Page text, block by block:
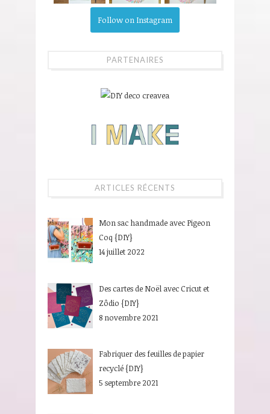
Follow on Instagram
PARTENAIRES
ARTICLES RÉCENTS
Mon sac handmade avec Pigeon
Coq {DIY}
14 juillet 2022
Des cartes de Noël avec Cricut et
Zôdio {DIY}
8 novembre 2021
Fabriquer des feuilles de papier
recyclé {DIY}
5 septembre 2021